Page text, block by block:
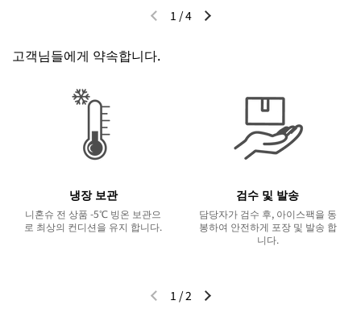
이전 슬라이드다음 슬라이드
1 /4
고객님들에게 약속합니다.
냉장 보관
니혼슈 전 상품 -5℃ 빙온 보관으
로 최상의 컨디션을 유지 합니다.
검수 및 발송
담당자가 검수 후, 아이스팩을 동
봉하여 안전하게 포장 및 발송 합
니다.
이전 슬라이드다음 슬라이드
1 /2